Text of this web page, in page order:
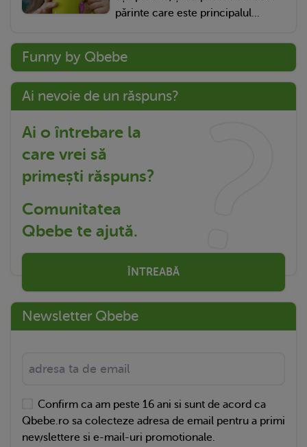
părinte care este principalul...
Funny by Qbebe
Ai nevoie de un răspuns?
Ai o întrebare la
care vrei să
primești răspuns?
Comunitatea
Qbebe te ajută.
ÎNTREABĂ
Newsletter Qbebe
Confirm ca am peste 16 ani si sunt de acord ca
Qbebe.ro sa colecteze adresa de email pentru a primi
newslettere si e-mail-uri promotionale.